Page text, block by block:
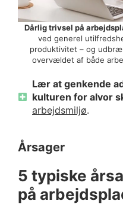
Dårlig trivsel på
ved generel
produktivitet – og
overvældet af både
Lær at genkende
kulturen for alvor
arbejdsmiljø.
Årsager
5 typiske
på